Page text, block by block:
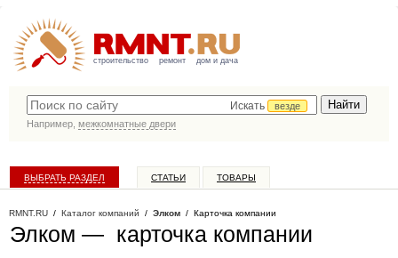
строительство ремонт дом и дача
Искать
везде
Например, межкомнатные двери
ВЫБРАТЬ РАЗДЕЛ СТАТЬИ ТОВАРЫ
RMNT.RU / Каталог компаний / Элком / Карточка компании
Элком — карточка компании